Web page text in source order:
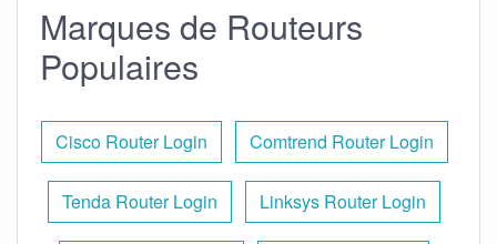
Marques de Routeurs
Populaires
Cisco Router Login Comtrend Router Login
Tenda Router Login Linksys Router Login